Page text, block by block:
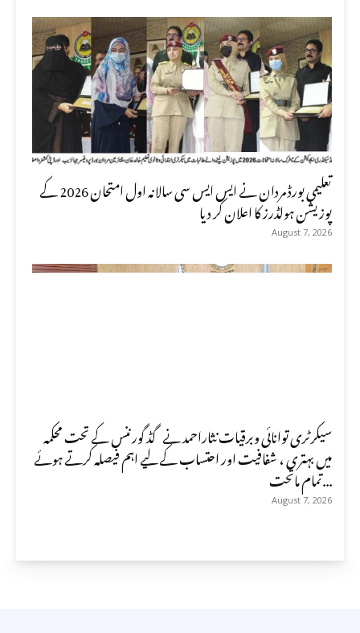
تعلیمی بورڈ مردان نے ایس ایس سی سالانہ اول امتحان 2026 کے
پوزیشن ہولڈرز کا اعلان کر دیا
August 7, 2026
سیکرٹری توانائی وبرقیات نثاراحمد نے گڈ گورننس کے تحت محکمہ
میں بہتری ، شفافیت اور احتساب کے لیے اہم فیصلہ کرتے ہوئے
تمام ماتحت...
August 7, 2026